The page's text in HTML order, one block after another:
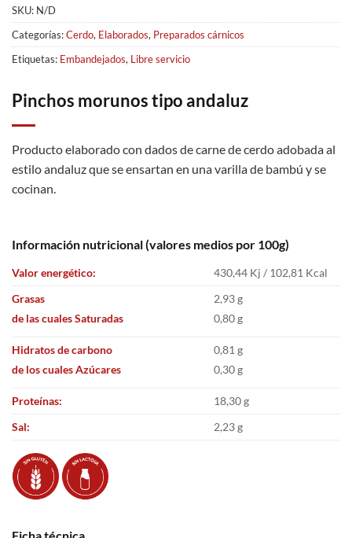
SKU: N/D
Categorías:Cerdo, Elaborados, Preparados cárnicos
Etiquetas: Embandejados, Libre servicio
Pinchos morunos tipo andaluz
Producto elaborado con dados de carne de cerdo adobada al
estilo andaluz que se ensartan en una varilla de bambú y se
cocinan.
Información nutricional (valores medios por 100g)
Valor energético:
430,44 Kj / 102,81 Kcal
Grasas
de las cuales Saturadas
2,93 g
0,80 g
Hidratos de carbono
de los cuales Azúcares
0,81 g
0,30 g
Proteínas:
18,30 g
Sal:
2,23 g